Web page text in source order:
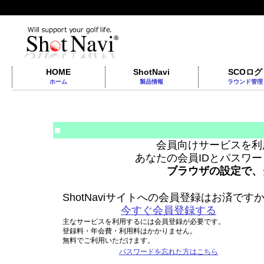
HOME
ホーム
ShotNavi
製品情報
SCOログ
ラウンド管理
■
会員向けサービスを
あなたの会員IDとパスワ
ブラウザの設定で
ShotNaviサイトへの会員登録はお済です
今すぐ会員登録する
主なサービスを利用するには会員登録が必要です。
登録料・年会費・利用料はかかりません。
無料でご利用いただけます。
パスワードを忘れた方はこちら